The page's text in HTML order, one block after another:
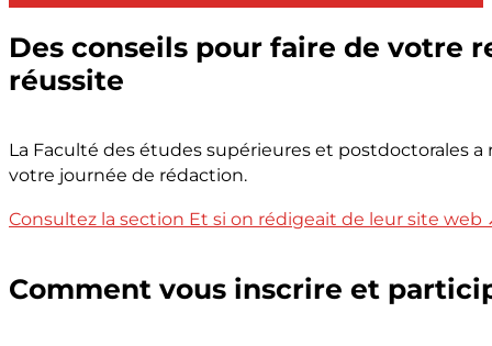
Des conseils pour faire de votre
réussite
La Faculté des études supérieures et postdoctorales
votre journée de rédaction.
Consultez la section Et si on rédigeait de leur site web
Comment vous inscrire et